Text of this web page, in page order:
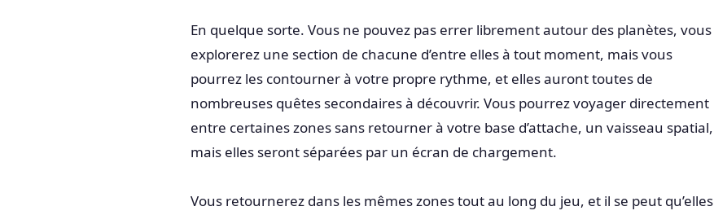
En quelque sorte. Vous ne pouvez pas errer librement autour des planètes, vous
explorerez une section de chacune d’entre elles à tout moment, mais vous
pourrez les contourner à votre propre rythme, et elles auront toutes de
nombreuses quêtes secondaires à découvrir. Vous pourrez voyager directement
entre certaines zones sans retourner à votre base d’attache, un vaisseau spatial,
mais elles seront séparées par un écran de chargement.
Vous retournerez dans les mêmes zones tout au long du jeu, et il se peut qu’elles